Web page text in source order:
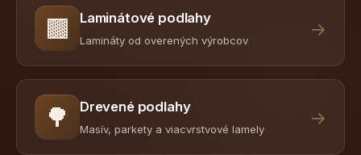
🟫 Laminátové podlahy
Lamináty od overených výrobcov
→
🌳 Drevené podlahy
Masív, parkety a viacvrstvové lamely
→